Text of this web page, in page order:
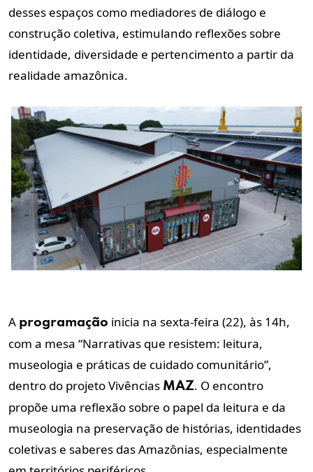
desses espaços como mediadores de diálogo e
construção coletiva, estimulando reflexões sobre
identidade, diversidade e pertencimento a partir da
realidade amazônica.
A programação inicia na sexta-feira (22), às 14h,
com a mesa “Narrativas que resistem: leitura,
museologia e práticas de cuidado comunitário”,
dentro do projeto Vivências MAZ. O encontro
propõe uma reflexão sobre o papel da leitura e da
museologia na preservação de histórias, identidades
coletivas e saberes das Amazônias, especialmente